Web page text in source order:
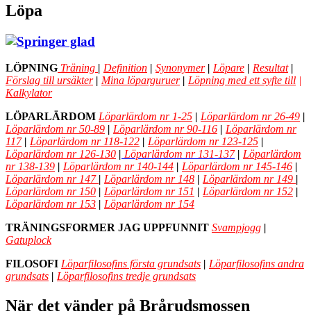
Löpa
LÖPNING Träning Definition Synonymer| Löpare Resultat|
Förslag till ursäkter| Mina löparguruer| Löpning med ett syfte till
Kalkylator
LÖPARLÄRDOM Löparlärdom nr 1-25 Löparlärdom nr 26-49
Löparlärdom nr 50-89
Löparlärdom nr 90-116
Löparlärdom nr
117| Löparlärdom nr 118-122 Löparlärdom nr 123-125
Löparlärdom nr 126-130
Löparlärdom nr 131-137| Löparlärdom
nr 138-139
Löparlärdom nr 140-144 Löparlärdom nr 145-146
Löparlärdom nr 147
Löparlärdom nr 148 Löparlärdom nr 149
Löparlärdom nr 150
Löparlärdom nr 151 Löparlärdom nr 152
Löparlärdom nr 153
Löparlärdom nr 154
TRÄNINGSFORMER JAG UPPFUNNIT Svampjogg
Gatuplock
FILOSOFI Löparfilosofins första grundsats
Löparfilosofins andra
grundsats
Löparfilosofins tredje grundsats
När det vänder på Brårudsmossen